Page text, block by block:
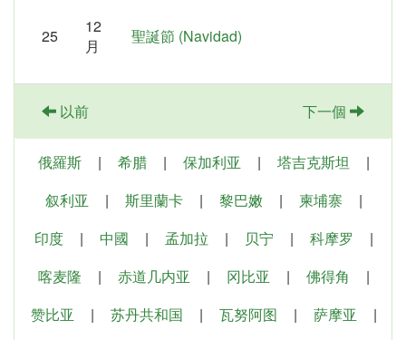
25
12
月
聖誕節 (Navidad)
以前 下一個
俄羅斯 | 希腊 | 保加利亚 | 塔吉克斯坦
|
叙利亚
| 斯里蘭卡 | 黎巴嫩 | 柬埔寨
|
印度
| 中國 | 孟加拉 | 贝宁 | 科摩罗
|
喀麦隆
| 赤道几内亚 | 冈比亚 | 佛得角
|
赞比亚
| 苏丹共和国 | 瓦努阿图 | 萨摩亚
|